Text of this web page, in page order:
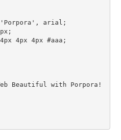
arial;
4px 4px #aaa;